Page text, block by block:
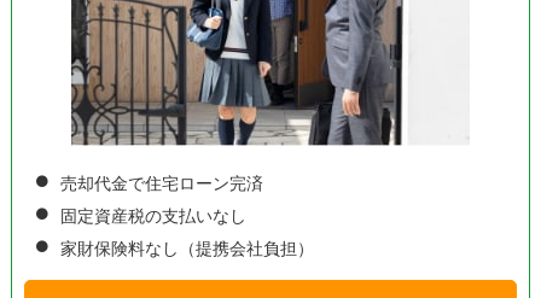
売却代金で住宅ローン完済
固定資産税の支払いなし
家財保険料なし（提携会社負担）